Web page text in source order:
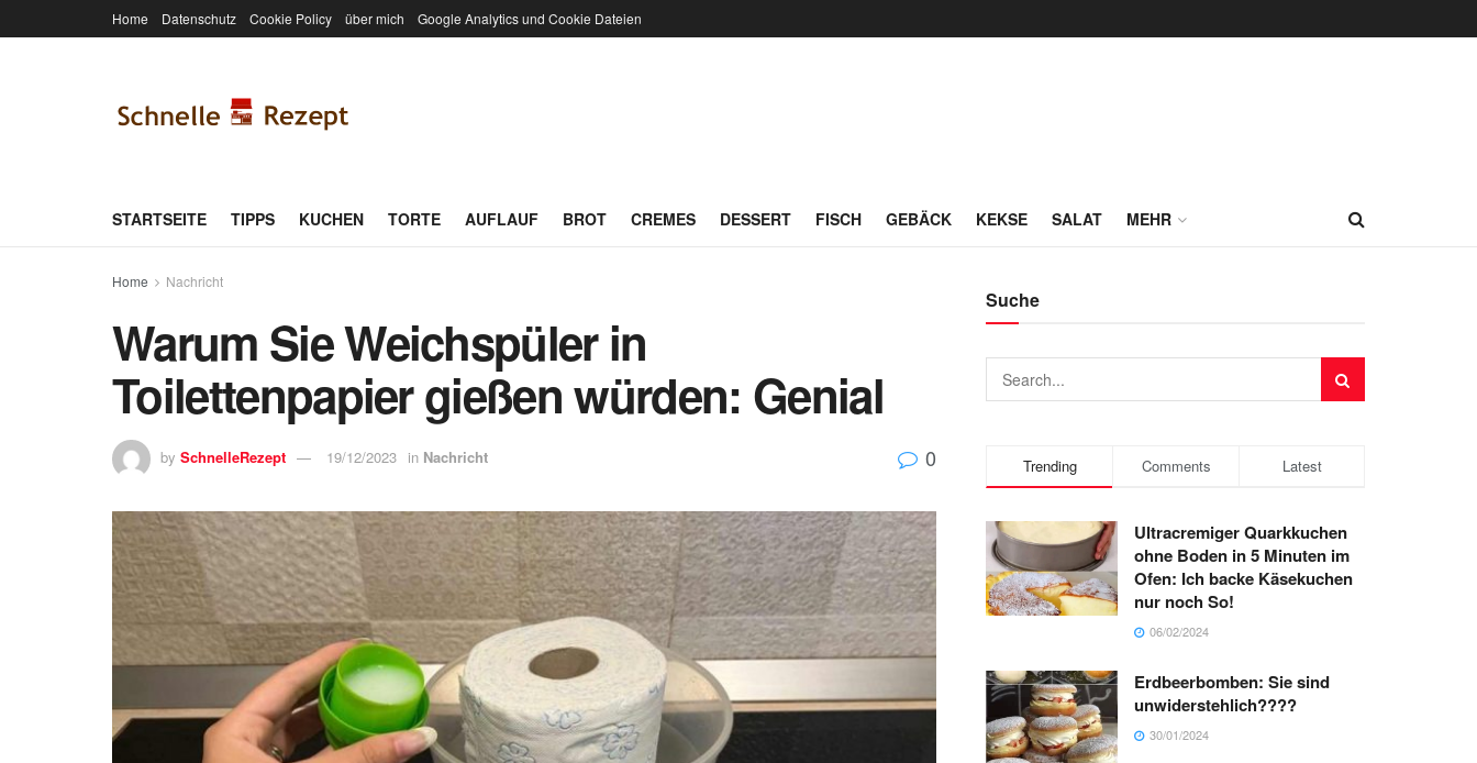
Home Datenschutz Cookie Policy über mich Google Analytics und Cookie Dateien
STARTSEITE TIPPS KUCHEN TORTE AUFLAUF BROT CREMES DESSERT FISCH GEBÄCK KEKSE SALAT MEHR
Home Nachricht
Warum Sie Weichspüler in
Toilettenpapier gießen würden: Genial
by SchnelleRezept 19/12/2023 in Nachricht 0
Suche
Trending Comments Latest
Ultracremiger Quarkkuchen
ohne Boden in 5 Minuten im
Ofen: Ich backe Käsekuchen
nur noch So!
06/02/2024
Erdbeerbomben: Sie sind
unwiderstehlich????
30/01/2024